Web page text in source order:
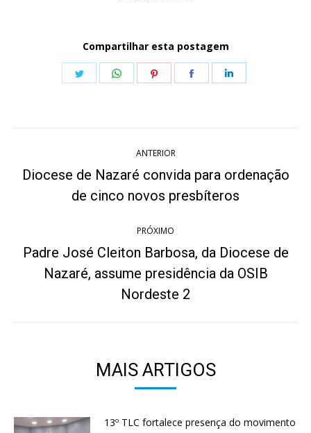
Compartilhar esta postagem
Share
Share
Share
Share
de
ANTERIOR
Post
anterior:
Diocese de Nazaré convida para ordenação
de cinco novos presbíteros
PRÓXIMO
Próximo
post:
Padre José Cleiton Barbosa, da Diocese de
Nazaré, assume presidência da OSIB
Nordeste 2
MAIS ARTIGOS
13º TLC fortalece presença do movimento